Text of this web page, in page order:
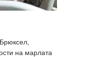
на марлата